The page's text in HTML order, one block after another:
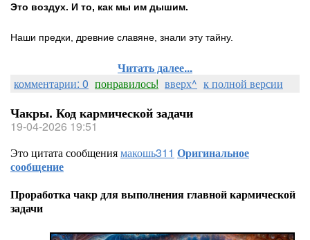
Это воздух. И то, как мы им дышим.
Наши предки, древние славяне, знали эту тайну.
Читать далее...
комментарии: 0 понравилось! вверх^ к полной версии
Чакры. Код кармической задачи
19-04-2026 19:51
Это цитата сообщениямакошь311 Оригинальное
сообщение
Проработка чакр для выполнения главной кармической
задачи